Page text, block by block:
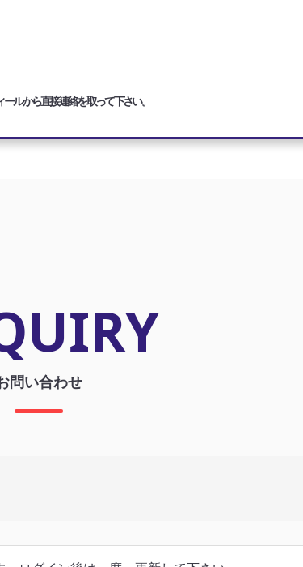
ルから直接連絡を取って下さい。
問い合わせ